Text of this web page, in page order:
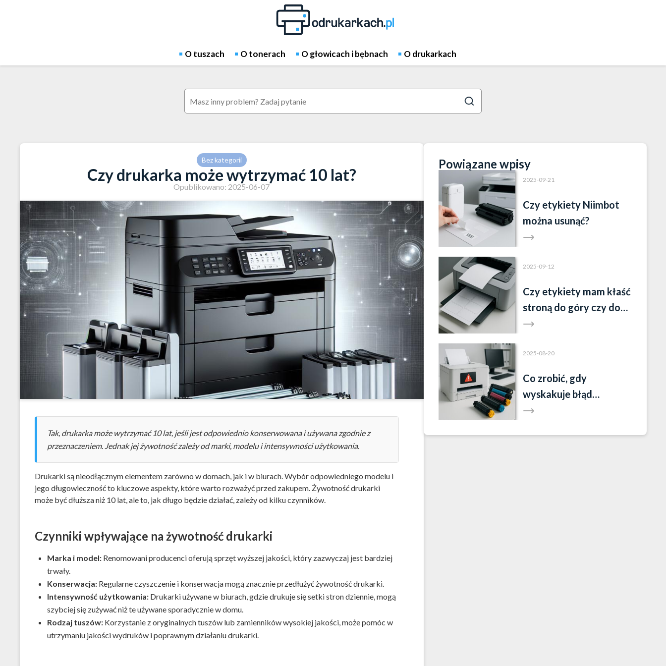
O tuszach O tonerach O głowicach i bębnach O drukarkach
Szukaj:
Bez kategorii
Czy drukarka może wytrzymać 10 lat?
Opublikowano: 2025-06-07
Tak, drukarka może wytrzymać 10 lat, jeśli jest odpowiednio konserwowana i używana zgodnie z
przeznaczeniem. Jednak jej żywotność zależy od marki, modelu i intensywności użytkowania.
Drukarki są nieodłącznym elementem zarówno w domach, jak i w biurach. Wybór odpowiedniego modelu i
jego długowieczność to kluczowe aspekty, które warto rozważyć przed zakupem. Żywotność drukarki
może być dłuższa niż 10 lat, ale to, jak długo będzie działać, zależy od kilku czynników.
Czynniki wpływające na żywotność drukarki
Marka i model:Renomowani producenci oferują sprzęt wyższej jakości, który zazwyczaj jest bardziej
trwały.
Konserwacja:Regularne czyszczenie i konserwacja mogą znacznie przedłużyć żywotność drukarki.
Intensywność użytkowania:Drukarki używane w biurach, gdzie drukuje się setki stron dziennie, mogą
szybciej się zużywać niż te używane sporadycznie w domu.
Rodzaj tuszów:Korzystanie z oryginalnych tuszów lub zamienników wysokiej jakości, może pomóc w
utrzymaniu jakości wydruków i poprawnym działaniu drukarki.
Powiązane wpisy
2025-09-21
Czy etykiety Niimbot
można usunąć?
2025-09-12
Czy etykiety mam kłaść
stroną do góry czy do
dołu?
2025-08-20
Co zrobić, gdy
wyskakuje błąd
drukowania?